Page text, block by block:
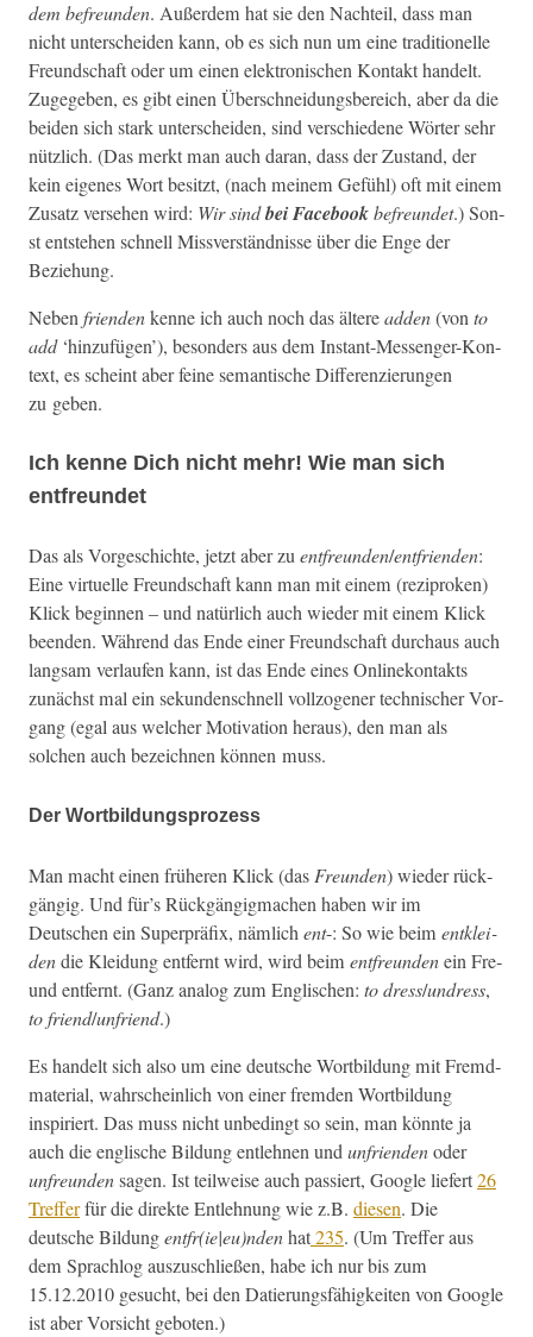
dem befre­un­den. Außer­dem hat sie den Nachteil, dass man
nicht unter­schei­den kann, ob es sich nun um eine tra­di­tionelle
Fre­und­schaft oder um einen elek­tro­n­is­chen Kon­takt han­delt.
Zugegeben, es gibt einen Über­schnei­dungs­bere­ich, aber da die
bei­den sich stark unter­schei­den, sind ver­schiedene Wörter sehr
nüt­zlich. (Das merkt man auch daran, dass der Zus­tand, der
kein eigenes Wort besitzt, (nach meinem Gefühl) oft mit einem
Zusatz verse­hen wird: Wir sindbei Face­bookbefre­un­det.) Son­
st entste­hen schnell Missver­ständ­nisse über die Enge der
Beziehung.
Nebenfrien­denkenne ich auch noch das ältereadden(vonto
add‘hinzufü­gen’), beson­ders aus dem Instant-Mes­sen­ger-Kon­
text, es scheint aber feine seman­tis­che Dif­feren­zierun­gen
zu geben.
Ich kenne Dich nicht mehr! Wie man sich
entfreundet
Das als Vorgeschichte, jet­zt aber zuent­fre­un­den/ent­frien­den:
Eine virtuelle Fre­und­schaft kann man mit einem (rezipro­ken)
Klick begin­nen – und natür­lich auch wieder mit einem Klick
been­den. Während das Ende ein­er Fre­und­schaft dur­chaus auch
langsam ver­laufen kann, ist das Ende eines Onlinekon­tak­ts
zunächst mal ein sekun­den­schnell vol­l­zo­gen­er tech­nis­ch­er Vor­
gang (egal aus welch­er Moti­va­tion her­aus), den man als
solchen auch beze­ich­nen kön­nen muss.
Der Wortbildungsprozess
Man macht einen früheren Klick (das Fre­un­den) wieder rück­
gängig. Und für’s Rück­gängig­machen haben wir im
Deutschen ein Super­prä­fix, näm­lichent-: So wie beim entk­lei­
dendie Klei­dung ent­fer­nt wird, wird beim ent­fre­un­denein Fre­
und ent­fer­nt. (Ganz ana­log zum Englis­chen: to dress/undress,
to friend/unfriend.)
Es han­delt sich also um eine deutsche Wort­bil­dung mit Fremd­
ma­te­r­i­al, wahrschein­lich von ein­er frem­den Wort­bil­dung
inspiri­ert. Das muss nicht unbe­d­ingt so sein, man kön­nte ja
auch die englis­che Bil­dung entlehnen undunfrien­denoder
unfre­un­densagen. Ist teil­weise auch passiert, Google liefert26
Tre­f­ferfür die direk­te Entlehnung wie z.B. diesen. Die
deutsche Bil­dungentfr(ie|eu)ndenhat235. (Um Tre­f­fer aus
dem Sprachlog auszuschließen, habe ich nur bis zum
15.12.2010 gesucht, bei den Datierungs­fähigkeit­en von Google
ist aber Vor­sicht geboten.)